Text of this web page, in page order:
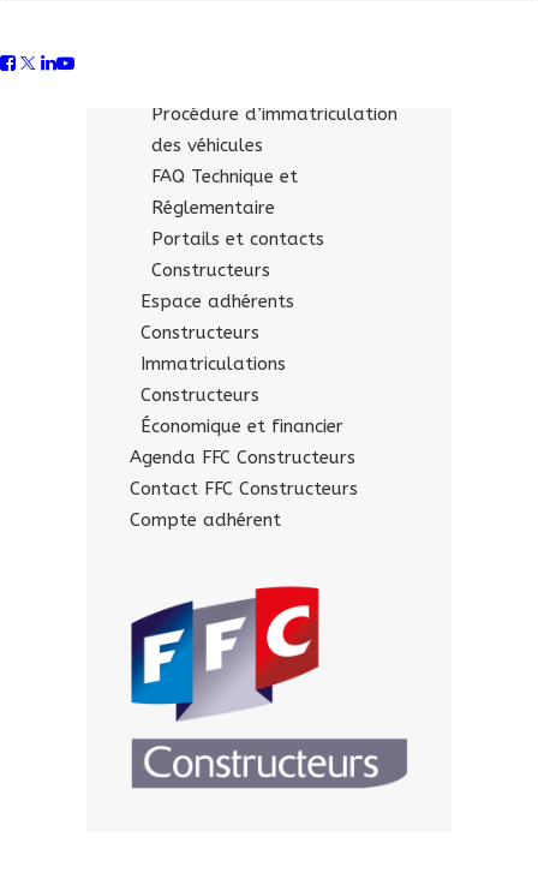
Procédure d’immatriculation
des véhicules
FAQ Technique et
Réglementaire
Portails et contacts
Constructeurs
Espace adhérents
Constructeurs
Immatriculations
Constructeurs
Économique et financier
Agenda FFC Constructeurs
Contact FFC Constructeurs
Compte adhérent